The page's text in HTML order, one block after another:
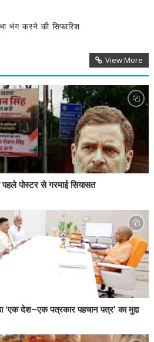
भंग करने की सिफारिश
View More
पहले पोस्टर से गरमाई सियासत
देश–एक पत्रकार पहचान पत्र’ का मुद्दा